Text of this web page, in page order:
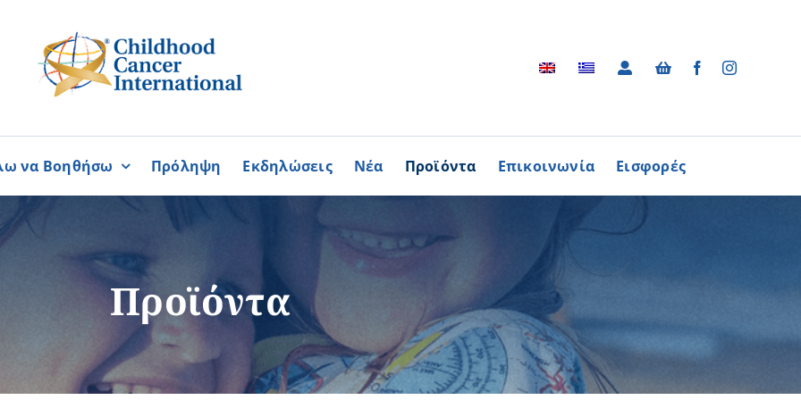
Παγκύπρια Συμμαχία Σπάνιων Παθήσεων
Παγκύπριο Συντονιστικό Συμβούλιο Εθελοντισμού
Ομοσπονδία Συνδέσμων Ασθενών Κύπρου
Φλόγα Ελλάδος
Φωτογραφικό Αρχείο
Βίντεο
Ραδιοφωνικές Διαφημίσεις
Διαφημίσεις / Φυλλάδια
Τα Τραγούδια
να Βοηθήσω
ΓΙΝΟΜΑΙ
Περισσότερα
ΓΙΝΟΜΑΙ
ΕΘΕΛΟΝΤΗΣ
Περισσότερα
ΑΓΟΡΑΖΩ
ΠΡΟΙΟΝΤΑ
Περισσότερα
Πρόληψη Εκδηλώσεις Νέα Προϊόντα Επικοινωνία Εισφορές
Προϊόντα